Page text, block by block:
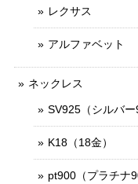
レクサス
アルファベット
ネックレス
SV925（シルバー
K18（18金）
pt900（プラチナ